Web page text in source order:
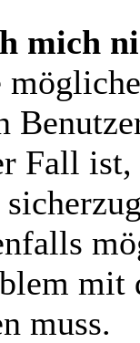
mich
Fall
mit
muss.